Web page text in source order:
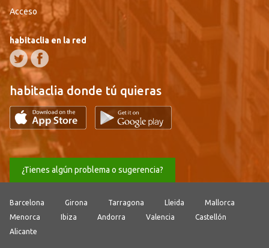
Acceso
habitaclia en la red
habitaclia donde tú quieras
¿Tienes algún problema o sugerencia?
Barcelona Girona Tarragona Lleida
Mallorca
Menorca
Ibiza Andorra Valencia
Castellón
Alicante